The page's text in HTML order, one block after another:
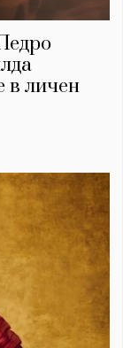
в личен